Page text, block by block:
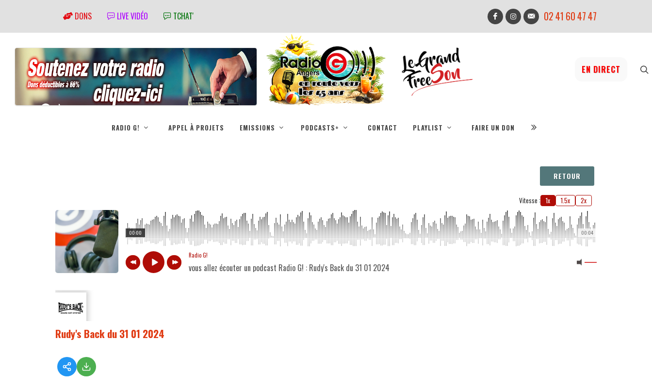
DONS LIVE VIDÉO TCHAT' 02 41 60 47 47
EN DIRECT
RADIO G! APPEL À PROJETS EMISSIONS PODCASTS+ CONTACT PLAYLIST FAIRE UN DON
RETOUR
Vitesse : 1x 1.5x 2x
00:04
00:00
Radio G!
vous allez écouter un podcast Radio G! : Rudy's Back du 31 01 2024
Rudy's Back du 31 01 2024